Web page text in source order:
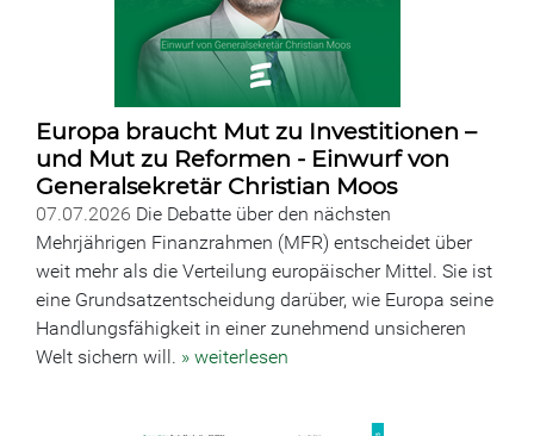
Europa braucht Mut zu Investitionen –
und Mut zu Reformen - Einwurf von
Generalsekretär Christian Moos
07.07.2026 Die Debatte über den nächsten
Mehrjährigen Finanzrahmen (MFR) entscheidet über
weit mehr als die Verteilung europäischer Mittel. Sie ist
eine Grundsatzentscheidung darüber, wie Europa seine
Handlungsfähigkeit in einer zunehmend unsicheren
Welt sichern will. » weiterlesen